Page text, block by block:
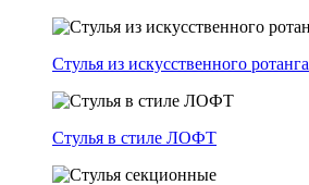
Стулья из искусственного ротанга
Стулья в стиле ЛОФТ